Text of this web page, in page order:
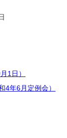
1日）
4年6月定例会）